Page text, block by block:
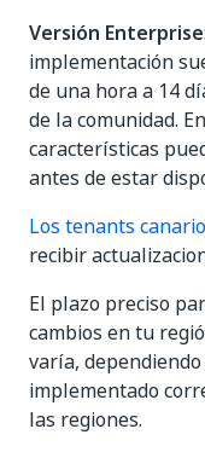
Versión Enterprise
implementación
de una hora a 14
de la comunidad.
características
antes de estar
Los tenants
recibir
El plazo preciso
cambios en tu
varía,
implementado
las regiones.